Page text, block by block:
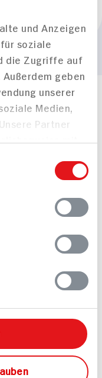
und Anzeigen
soziale
die Zugriffe auf
geben
unserer
Medien,
Partner
im Rahmen